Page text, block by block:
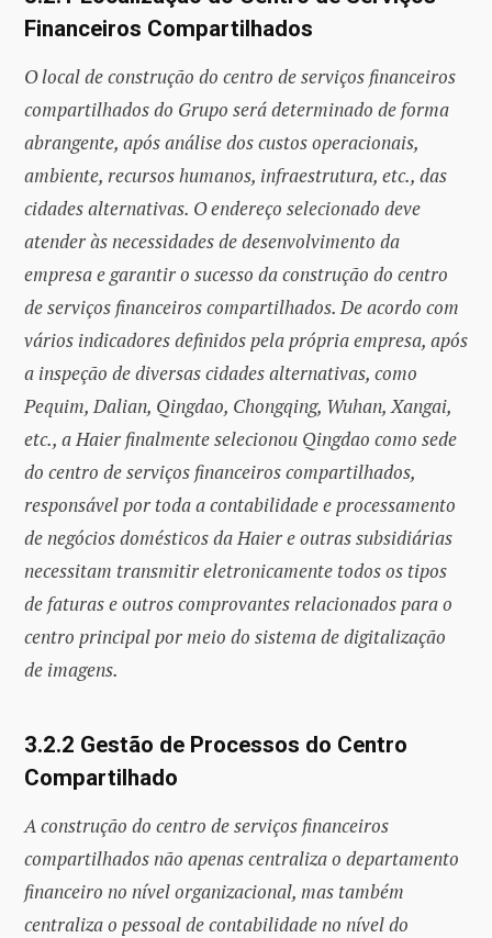
Financeiros Compartilhados
O local de construção do centro de serviços financeiros
compartilhados do Grupo será determinado de forma
abrangente, após análise dos custos operacionais,
ambiente, recursos humanos, infraestrutura, etc., das
cidades alternativas. O endereço selecionado deve
atender às necessidades de desenvolvimento da
empresa e garantir o sucesso da construção do centro
de serviços financeiros compartilhados. De acordo com
vários indicadores definidos pela própria empresa, após
a inspeção de diversas cidades alternativas, como
Pequim, Dalian, Qingdao, Chongqing, Wuhan, Xangai,
etc., a Haier finalmente selecionou Qingdao como sede
do centro de serviços financeiros compartilhados,
responsável por toda a contabilidade e processamento
de negócios domésticos da Haier e outras subsidiárias
necessitam transmitir eletronicamente todos os tipos
de faturas e outros comprovantes relacionados para o
centro principal por meio do sistema de digitalização
de imagens.
3.2.2 Gestão de Processos do Centro
Compartilhado
A construção do centro de serviços financeiros
compartilhados não apenas centraliza o departamento
financeiro no nível organizacional, mas também
centraliza o pessoal de contabilidade no nível do